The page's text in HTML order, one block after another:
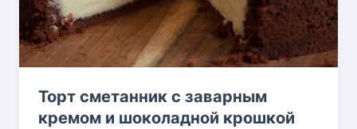
Торт сметанник с заварным
кремом и шоколадной крошкой